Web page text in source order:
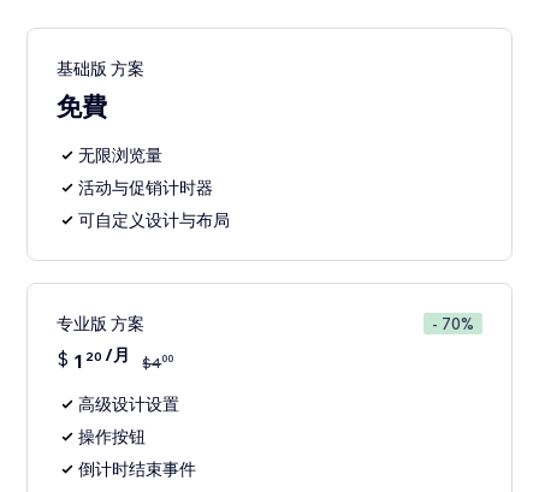
基础版 方案
免費
无限浏览量
活动与促销计时器
可自定义设计与布局
专业版 方案 - 70%
$ 1 20 /月 $400
高级设计设置
操作按钮
倒计时结束事件